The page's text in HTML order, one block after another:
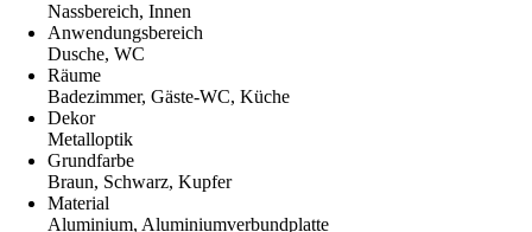
Nassbereich, Innen
Anwendungsbereich
Dusche, WC
Räume
Badezimmer, Gäste-WC, Küche
Dekor
Metalloptik
Grundfarbe
Braun, Schwarz, Kupfer
Material
Aluminium, Aluminiumverbundplatte